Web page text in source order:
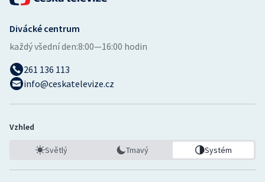
Divácké centrum
každý všední den:8:00—16:00 hodin
261 136 113
info@ceskatelevize.cz
Vzhled
Světlý Tmavý Systém